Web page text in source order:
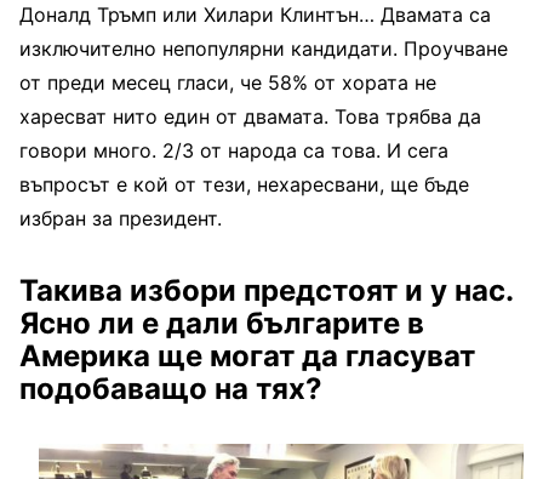
Доналд Тръмп или Хилари Клинтън… Двамата са
изключително непопулярни кандидати. Проучване
от преди месец гласи, че 58% от хората не
харесват нито един от двамата. Това трябва да
говори много. 2/3 от народа са това. И сега
въпросът е кой от тези, нехаресвани, ще бъде
избран за президент.
Такива избори предстоят и у нас.
Ясно ли е дали българите в
Америка ще могат да гласуват
подобаващо на тях?